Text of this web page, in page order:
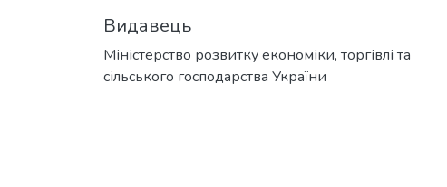
Видавець
Міністерство розвитку економіки, торгівлі та
сільського господарства України